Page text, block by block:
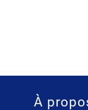
À